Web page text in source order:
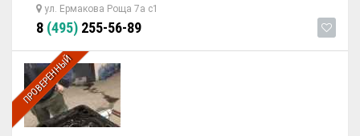
ул. Ермакова Роща 7а с1
8 (495) 255-56-89
ПРОВЕРЕННЫЙ